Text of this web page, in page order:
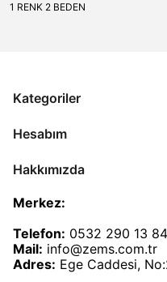
1 RENK 2 BEDEN
Kategoriler
Hesabım
Hakkımızda
Merkez:
Telefon: 0532 290 13
Mail: info@zems.com.tr
Adres: Ege Caddesi,